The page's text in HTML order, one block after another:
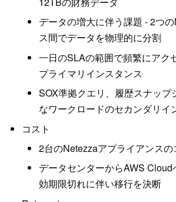
データの増大に伴う課題 - 2つ
ス間でデータを物理的に分割
一日のSLAの範囲で頻繁にアク
プライマリインスタンス
SOX準拠クエリ、履歴スナップ
なワークロードのセカンダリイ
コスト
2台のNetezzaアプライアンスの
データセンターからAWS
効期限切れに伴い移行を決断